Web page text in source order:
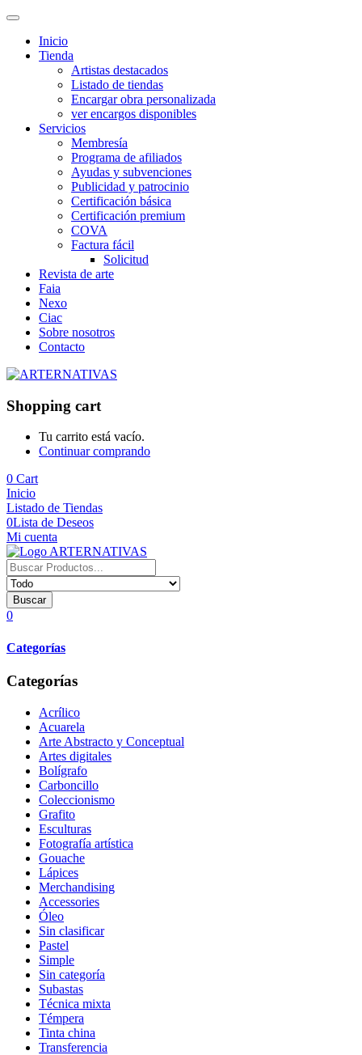
Inicio
Tienda
Artistas destacados
Listado de tiendas
Encargar obra personalizada
ver encargos disponibles
Servicios
Membresía
Programa de afiliados
Ayudas y subvenciones
Publicidad y patrocinio
Certificación básica
Certificación premium
COVA
Factura fácil
Solicitud
Revista de arte
Faia
Nexo
Ciac
Sobre nosotros
Contacto
Shopping cart
Tu carrito está vacío.
Continuar comprando
0 Cart
Inicio
Listado de Tiendas
0Lista de Deseos
Mi cuenta
Buscar
0
Categorías
Categorías
Acrílico
Acuarela
Arte Abstracto y Conceptual
Artes digitales
Bolígrafo
Carboncillo
Coleccionismo
Grafito
Esculturas
Fotografía artística
Gouache
Lápices
Merchandising
Accessories
Óleo
Sin clasificar
Pastel
Simple
Sin categoría
Subastas
Técnica mixta
Témpera
Tinta china
Transferencia